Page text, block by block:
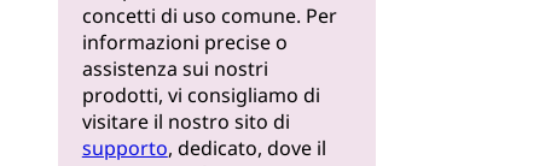
concetti di uso comune. Per
informazioni precise o
assistenza sui nostri
prodotti, vi consigliamo di
visitare il nostro sito di
supporto, dedicato, dove il